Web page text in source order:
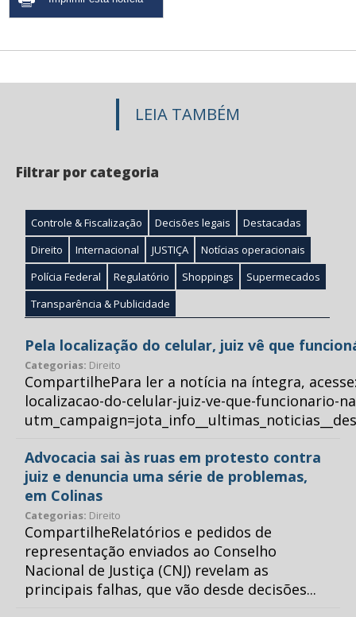
LEIA TAMBÉM
Filtrar por categoria
Controle & Fiscalização Decisões legais
Destacadas
Direito
Internacional JUSTIÇA
Notícias operacionais
Polícia Federal
Regulatório Shoppings
Supermecados
Transparência & Publicidade
Pela localização do celular, juiz vê que
Categorias: Direito
CompartilhePara ler a notícia na íntegra,
localizacao-do-celular-juiz-ve-que-funcionario-
Advocacia sai às ruas em protesto contra
juiz e denuncia uma série de problemas,
em Colinas
Categorias: Direito
CompartilheRelatórios e pedidos de
representação enviados ao Conselho
Nacional de Justiça (CNJ) revelam as
principais falhas, que vão desde decisões...